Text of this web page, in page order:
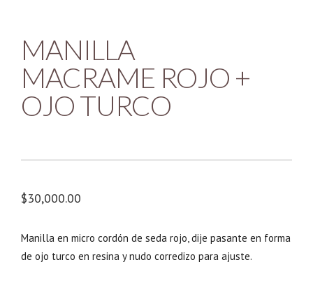
MANILLA
MACRAME ROJO +
OJO TURCO
$30,000.00
Manilla en micro cordón de seda rojo, dije pasante en forma
de ojo turco en resina y nudo corredizo para ajuste.